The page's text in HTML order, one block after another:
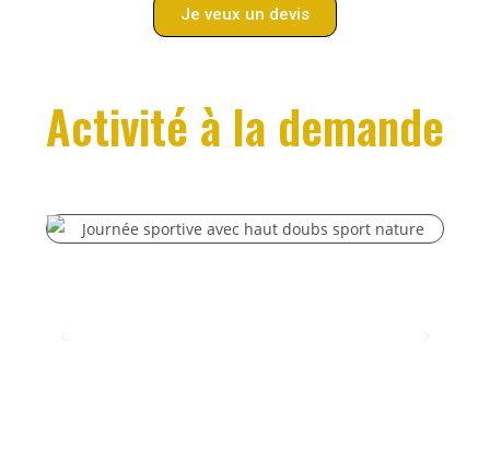
Je veux un devis
Activité à la demande